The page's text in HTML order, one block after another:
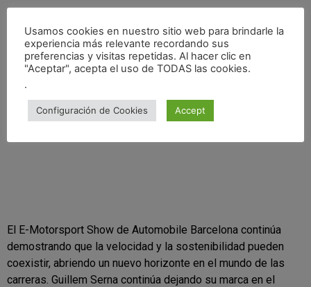
El E-Motorsport Show de Automobile Barcelona continúa
demostrando que la velocidad y la sostenibilidad pueden
coexistir, abriendo un nuevo horizonte en el mundo de las
carreras. Guillem Serna continúa dejando su marca en el
Usamos cookies en nuestro sitio web para brindarle la
experiencia más relevante recordando sus
preferencias y visitas repetidas. Al hacer clic en
"Aceptar", acepta el uso de TODAS las cookies.
.
Configuración de Cookies Accept